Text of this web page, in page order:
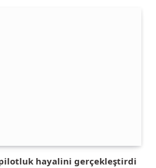
hayalini gerçekleştirdi